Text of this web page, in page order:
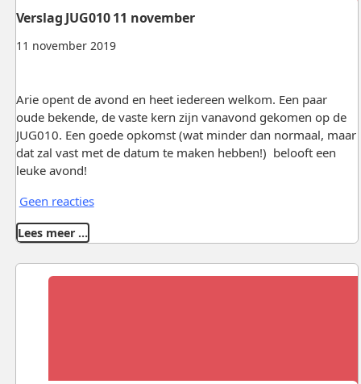
11 november 2019
Verslag JUG010 11 november
Arie opent de avond en heet iedereen welkom. Een paar
oude bekende, de vaste kern zijn vanavond gekomen op de
JUG010. Een goede opkomst (wat minder dan normaal, maar
dat zal vast met de datum te maken hebben!) belooft een
leuke avond!
Geen reacties
Lees meer …